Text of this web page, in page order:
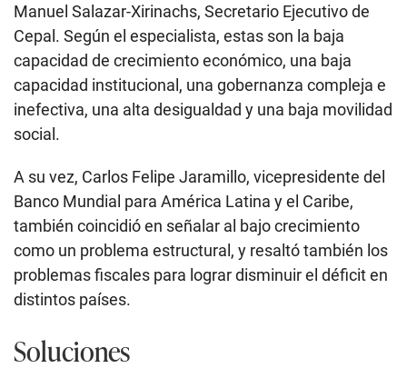
Manuel Salazar-Xirinachs, Secretario Ejecutivo de
Cepal. Según el especialista, estas son la baja
capacidad de crecimiento económico, una baja
capacidad institucional, una gobernanza compleja e
inefectiva, una alta desigualdad y una baja movilidad
social.
A su vez, Carlos Felipe Jaramillo, vicepresidente del
Banco Mundial para América Latina y el Caribe,
también coincidió en señalar al bajo crecimiento
como un problema estructural, y resaltó también los
problemas fiscales para lograr disminuir el déficit en
distintos países.
Soluciones